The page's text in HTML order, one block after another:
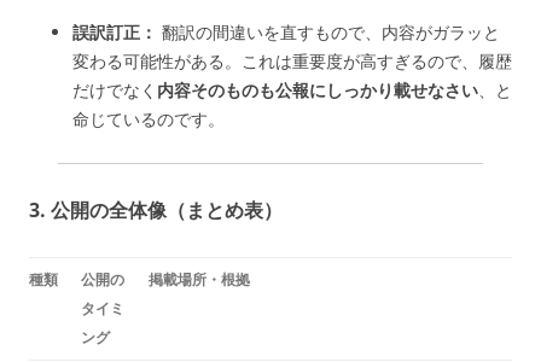
誤訳訂正： 翻訳の間違いを直すもので、内容がガラッと
変わる可能性がある。これは重要度が高すぎるので、履歴
だけでなく 内容そのものも公報にしっかり載せなさい、と
命じているのです。
3. 公開の全体像（まとめ表）
種類
公開の
タイミ
ング
掲載場所・根拠